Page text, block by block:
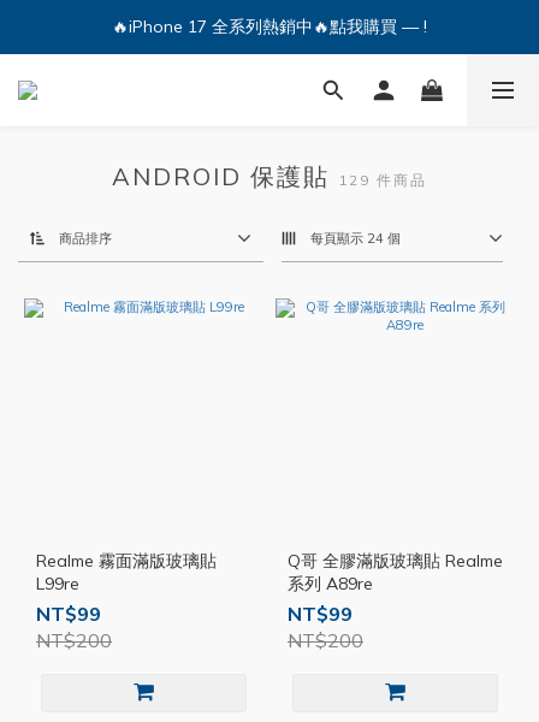
🔥iPhone 17 全系列熱銷中🔥點我購買 — !
🔥iPhone 17 全系列熱銷中🔥點我購買 — !
ANDROID 保護貼 129 件商品
商品排序 每頁顯示 24 個
Realme 霧面滿版玻璃貼
L99re
NT$99
NT$200
Q哥 全膠滿版玻璃貼 Realme
系列 A89re
NT$99
NT$200